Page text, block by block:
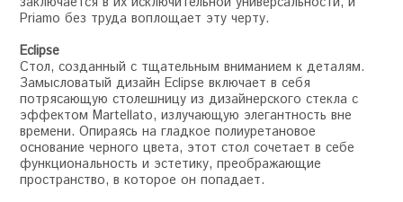
Priamo без труда воплощает эту черту.
Eclipse
Стол, созданный с тщательным вниманием к деталям.
Замысловатый дизайн Eclipse включает в себя
потрясающую столешницу из дизайнерского стекла с
эффектом Martellato, излучающую элегантность вне
времени. Опираясь на гладкое полиуретановое
основание черного цвета, этот стол сочетает в себе
функциональность и эстетику, преображающие
пространство, в которое он попадает.